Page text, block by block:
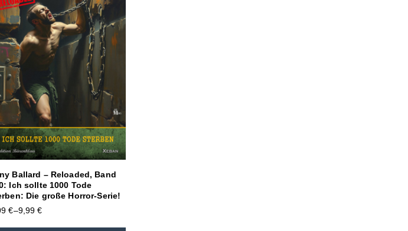
Ballard – Reloaded, Band
Ich sollte 1000 Tode
Die große Horror-Serie!
€–9,99€